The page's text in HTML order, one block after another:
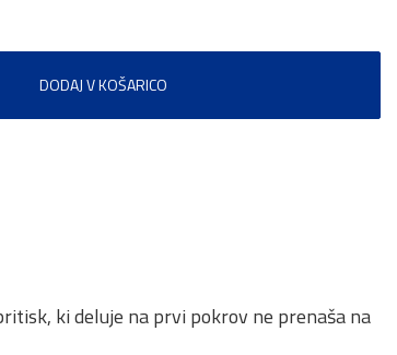
DODAJ V KOŠARICO
ki deluje na prvi pokrov ne prenaša na